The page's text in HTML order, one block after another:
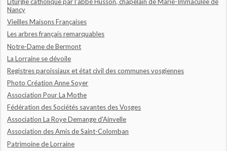
Nancy
Vieilles Maisons Françaises
Les arbres français remarquables
Notre-Dame de Bermont
La Lorraine se dévoile
Registres paroissiaux et état civil des communes vosgiennes
Photo Création Anne Soyer
Association Pour La Mothe
Fédération des Sociétés savantes des Vosges
Association La Roye Demange d'Ainvelle
Association des Amis de Saint-Colomban
Patrimoine de Lorraine